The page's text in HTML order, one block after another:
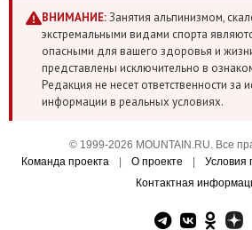
ВНИМАНИЕ:Занятия альпинизмом,
экстремальными видами спорта
опасными для вашего здоровья и
представлены исключительно в
Редакция не несет ответственности за
информации в реальных условиях.
© 1999-2026 MOUNTAIN.RU. Все
Команда проекта
О проекте Условия
Контактная